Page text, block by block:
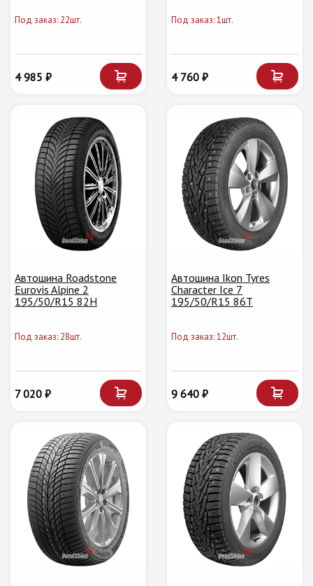
Под заказ: 22шт.
4 985 ₽
Под заказ: 1шт.
4 760 ₽
Автошина Roadstone
Eurovis Alpine 2
195/50/R15 82H
Под заказ: 28шт.
7 020 ₽
Автошина Ikon Tyres
Character Ice 7
195/50/R15 86T
Под заказ: 12шт.
9 640 ₽